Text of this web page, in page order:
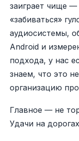
заиграет чище —
«забиваться»
аудиосистемы,
Android и
подхода, у нас
знаем, что это
организацию
Главное — не
Удачи на